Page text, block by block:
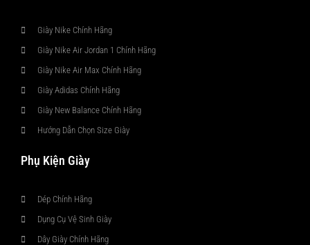
Giày Nike Chính Hãng
Giày Nike Air Jordan 1 Chính Hãng
Giày Nike Air Max Chính Hãng
Giày Adidas Chính Hãng
Giày New Balance Chính Hãng
Hướng Dẫn Chọn Size Giày
Phụ Kiện Giày
Dép Chính Hãng
Dụng Cụ Vệ Sinh Giày
Dây Giày Chính Hãng